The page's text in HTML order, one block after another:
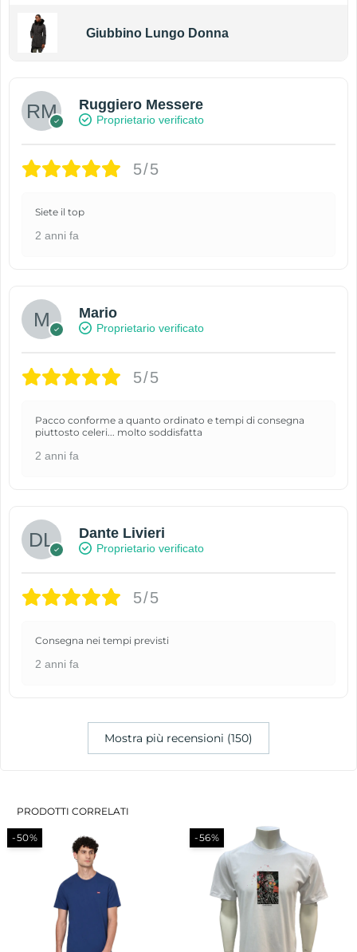
Giubbino Lungo Donna
Ruggiero Messere
Proprietario verificato
5/5
Siete il top
2 anni fa
Mario
Proprietario verificato
5/5
Pacco conforme a quanto ordinato e tempi di consegna
piuttosto celeri... molto soddisfatta
2 anni fa
Dante Livieri
Proprietario verificato
5/5
Consegna nei tempi previsti
2 anni fa
Mostra più recensioni (150)
PRODOTTI CORRELATI
-50% -56%